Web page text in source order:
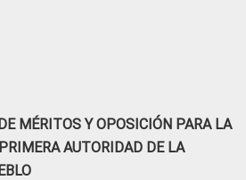
MÉRITOS Y OPOSICIÓN PARA LA
AUTORIDAD DE LA